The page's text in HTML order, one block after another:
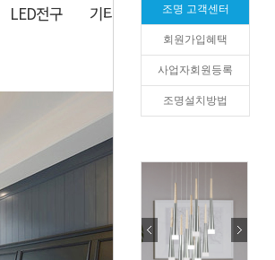
LED전구 기타/잡화 생활/건강
> 방등>패브릭조명
조명 고객센터
회원가입혜택
사업자회원등록
조명설치방법